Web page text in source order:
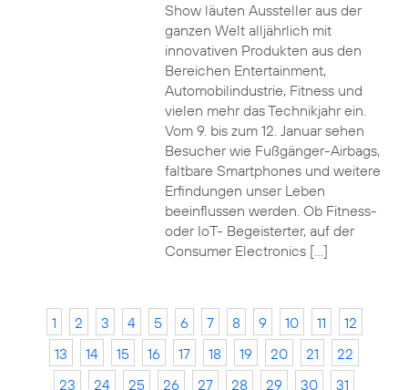
Show läuten Aussteller aus der
ganzen Welt alljährlich mit
innovativen Produkten aus den
Bereichen Entertainment,
Automobilindustrie, Fitness und
vielen mehr das Technikjahr ein.
Vom 9. bis zum 12. Januar sehen
Besucher wie Fußgänger-Airbags,
faltbare Smartphones und weitere
Erfindungen unser Leben
beeinflussen werden. Ob Fitness-
oder IoT- Begeisterter, auf der
Consumer Electronics […]
1 2 3 4 5 6 7 8 9 10 11
12
13
14 15 16 17 18 19 20 21
22
23
24 25 26 27 28 29 30
31